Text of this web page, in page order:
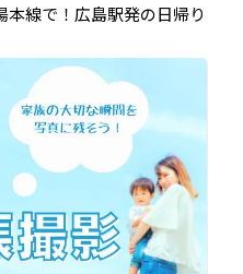
線で！広島駅発の日帰り